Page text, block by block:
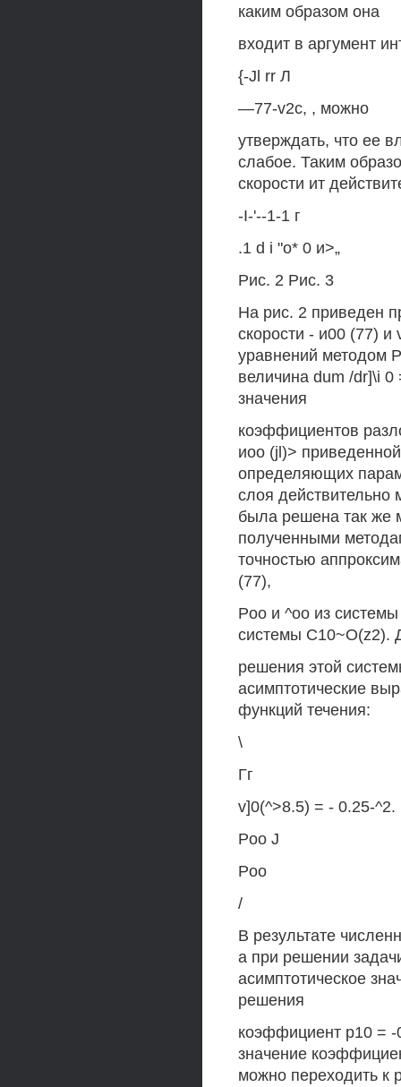
каким образом она
входит в аргумент
{-Jl rr Л
—77-v2c, , можно
утверждать, что ее
слабое. Таким
скорости ит
-I-'--1-1 г
.1 d i "о* 0 и>„
Рис. 2 Рис. 3
На рис. 2 приведен
скорости - и00 (77)
уравнений методом
величина dum /dr]\i
значения
коэффициентов
иоо (jl)>
определяющих
слоя действительно
была решена так же
полученными
точностью
(77),
Poo и ^оо из
системы C10~O(z2).
решения этой
асимптотические
функций течения:
\
Гг
v]0(^>8.5) = - 0.25-
Poo J
Poo
/
В результате
а при решении
асимптотическое
решения
коэффициент р10 = -
значение
можно переходить к